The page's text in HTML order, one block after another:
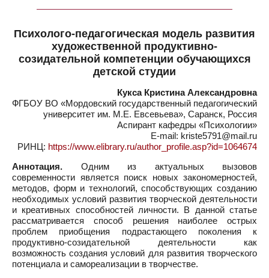
Психолого-педагогическая модель развития
художественной продуктивно-
созидательной компетенции обучающихся
детской студии
Кукса Кристина Александровна
ФГБОУ ВО «Мордовский государственный педагогический
университет им. М.Е. Евсевьева», Саранск, Россия
Аспирант кафедры «Психологии»
E-mail: kriste5791@mail.ru
РИНЦ: https://www.elibrary.ru/author_profile.asp?id=1064674
Аннотация. Одним из актуальных вызовов
современности является поиск новых закономерностей,
методов, форм и технологий, способствующих созданию
необходимых условий развития творческой деятельности
и креативных способностей личности. В данной статье
рассматривается способ решения наиболее острых
проблем приобщения подрастающего поколения к
продуктивно-созидательной деятельности как
возможность создания условий для развития творческого
потенциала и самореализации в творчестве.